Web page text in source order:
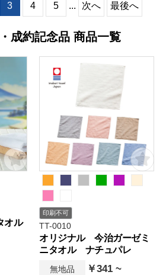
3 4 5 ... 次へ 最後へ
成約記念品 商品一覧
オル
印刷不可
TT-0010
オリジナル 今治ガーゼミ
ニタオル ナチュパレ
無地品 ￥341 ~